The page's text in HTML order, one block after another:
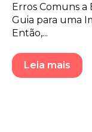
Erros Comuns
Guia para uma
Então,...
Leia mais